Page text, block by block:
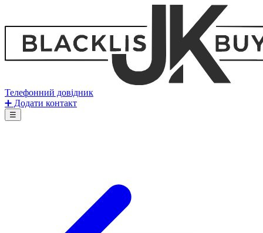
Телефонний довідник
➕ Додати контакт
☰